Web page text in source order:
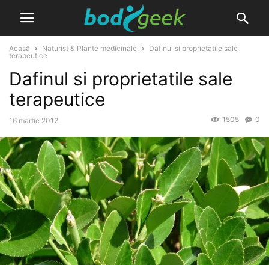
Acasă Naturist & Plante medicinale
Dafinul si proprietatile sale
terapeutice
Dafinul si proprietatile sale
terapeutice
16 martie 2012 0
1505